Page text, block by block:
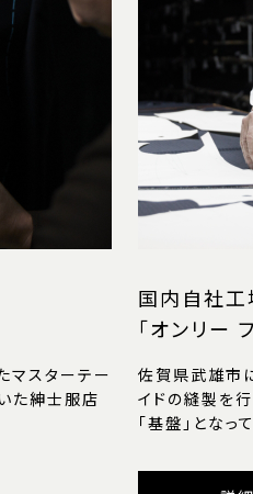
マスターテー
た紳士服店
国内自社工
「オンリー
佐賀県武雄市
イドの縫製を
「基盤」となっ